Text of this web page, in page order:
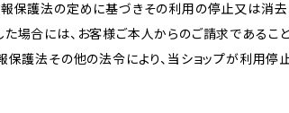
保護法の定めに基づきその利用の停止又は消去（
場合には、お客様ご本人からのご請求であるこ
保護法その他の法令により、当ショップが利用